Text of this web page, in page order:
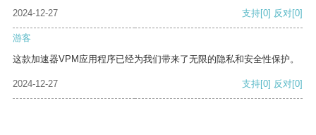
2024-12-27 支持[0] 反对[0]
游客
这款加速器VPM应用程序已经为我们带来了无限的隐私和安全性保护。
2024-12-27 支持[0] 反对[0]